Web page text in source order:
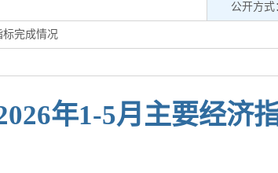
公开方式
标完成情况
年1-5月主要经济